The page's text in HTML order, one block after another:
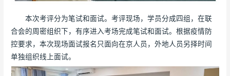
本次考评分为笔试和面试。考评现场，学员分成四组，在联
合会的周密组织下，有序进入考场完成笔试和面试。根据疫情防
控要求，本次现场面试报名只面向在京人员，外地人员另择时间
单独组织线上面试。